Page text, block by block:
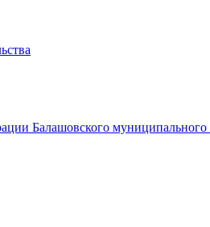
Балашовского муниципального